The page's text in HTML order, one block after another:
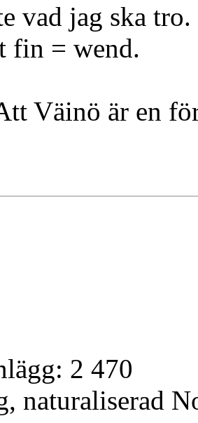
vad jag ska
fin = wend.
Väinö är en
2 470
naturaliserad